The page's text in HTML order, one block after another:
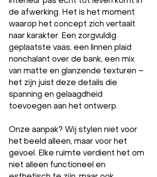
de afwerking. Het is het moment
waarop het concept zich vertaalt
naar karakter. Een zorgvuldig
geplaatste vaas, een linnen plaid
nonchalant over de bank, een mix
van matte en glanzende texturen –
het zijn juist deze details die
spanning en gelaagdheid
toevoegen aan het ontwerp.
Onze aanpak? Wij stylen niet voor
het beeld alleen, maar voor het
gevoel. Elke ruimte verdient het om
niet alleen functioneel en